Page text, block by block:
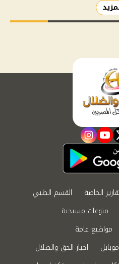
youtube
instagram
الخاصة
القسم الطبي
منوعات مسيحية
مواضيع عامة
اخبار الحق والضلال